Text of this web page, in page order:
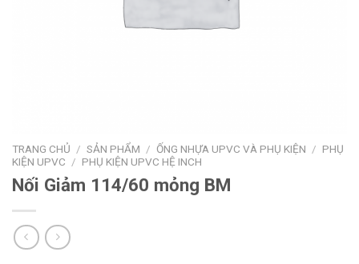
TRANG CHỦ / SẢN PHẨM / ỐNG NHỰA UPVC VÀ PHỤ KIỆN / PHỤ
KIỆN UPVC / PHỤ KIỆN UPVC HỆ INCH
Nối Giảm 114/60 mỏng BM